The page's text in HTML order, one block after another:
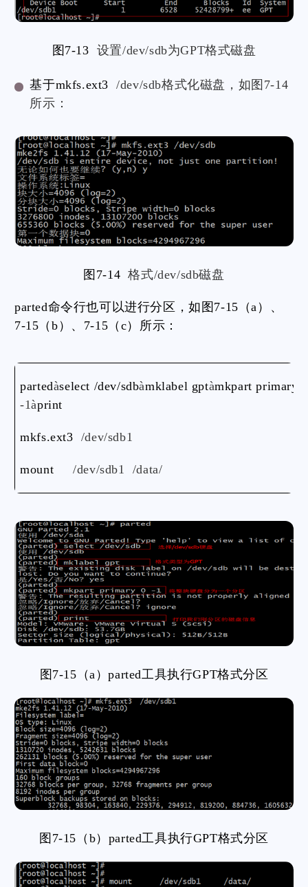
图7-13 设置/dev/sdb为GPT格式磁盘
基于mkfs.ext3 /dev/sdb格式化磁盘，如图7-14
所示：
图7-14 格式/dev/sdb磁盘
parted命令行也可以进行分区，如图7-15（a）、
7-15（b）、7-15（c）所示：
partedàselect /dev/sdbàmklabel gptàmkpart primary 0
-1àprint
mkfs.ext3 /dev/sdb1
mount /dev/sdb1 /data/
图7-15（a）parted工具执行GPT格式分区
图7-15（b）parted工具执行GPT格式分区